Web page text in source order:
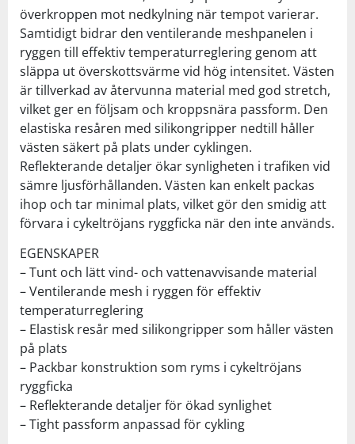
överkroppen mot nedkylning när tempot varierar.
Samtidigt bidrar den ventilerande meshpanelen i
ryggen till effektiv temperaturreglering genom att
släppa ut överskottsvärme vid hög intensitet. Västen
är tillverkad av återvunna material med god stretch,
vilket ger en följsam och kroppsnära passform. Den
elastiska resåren med silikongripper nedtill håller
västen säkert på plats under cyklingen.
Reflekterande detaljer ökar synligheten i trafiken vid
sämre ljusförhållanden. Västen kan enkelt packas
ihop och tar minimal plats, vilket gör den smidig att
förvara i cykeltröjans ryggficka när den inte används.
EGENSKAPER
– Tunt och lätt vind- och vattenavvisande material
– Ventilerande mesh i ryggen för effektiv
temperaturreglering
– Elastisk resår med silikongripper som håller västen
på plats
– Packbar konstruktion som ryms i cykeltröjans
ryggficka
– Reflekterande detaljer för ökad synlighet
– Tight passform anpassad för cykling